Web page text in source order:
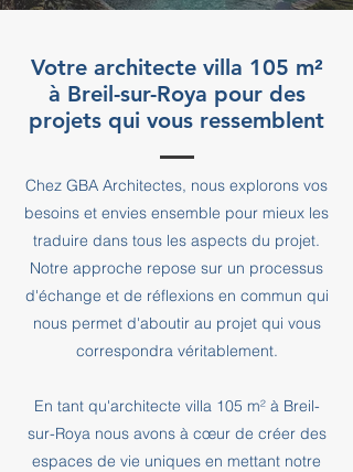
Votre architecte villa 105 m²
à Breil-sur-Roya pour des
projets qui vous ressemblent
Chez GBA Architectes, nous explorons vos
besoins et envies ensemble pour mieux les
traduire dans tous les aspects du projet.
Notre approche repose sur un processus
d'échange et de réflexions en commun qui
nous permet d'aboutir au projet qui vous
correspondra véritablement.
En tant qu'architecte villa 105 m² à Breil-
sur-Roya nous avons à cœur de créer des
espaces de vie uniques en mettant notre